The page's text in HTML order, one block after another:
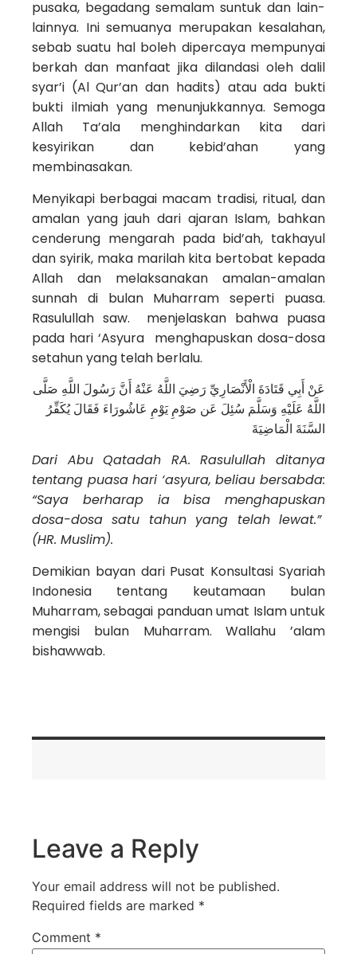
pusaka, begadang semalam suntuk dan lain-
lainnya. Ini semuanya merupakan kesalahan,
sebab suatu hal boleh dipercaya mempunyai
berkah dan manfaat jika dilandasi oleh dalil
syar’i (Al Qur’an dan hadits) atau ada bukti
bukti ilmiah yang menunjukkannya. Semoga
Allah Ta’ala menghindarkan kita dari
kesyirikan dan kebid’ahan yang
membinasakan.
Menyikapi berbagai macam tradisi, ritual, dan
amalan yang jauh dari ajaran Islam, bahkan
cenderung mengarah pada bid’ah, takhayul
dan syirik, maka marilah kita bertobat kepada
Allah dan melaksanakan amalan-amalan
sunnah di bulan Muharram seperti puasa.
Rasulullah saw. menjelaskan bahwa puasa
pada hari ‘Asyura menghapuskan dosa-dosa
setahun yang telah berlalu.
عَنْ أَبِي قَتَادَةَ الْأَنْصَارِيِّ رَضِيَ اللَّهُ عَنْهُ أَنَّ رَسُولَ اللَّهِ صَلَّى
اللَّهُ عَلَيْهِ وَسَلَّمَ سُئِلَ عَن صَوْمِ يَوْمِ عَاشُورَاءَ فَقَالَ يُكَفِّرُ
السَّنَةَ الْمَاضِيَةَ
Dari Abu Qatadah RA. Rasulullah ditanya
tentang puasa hari ‘asyura, beliau bersabda:
“Saya berharap ia bisa menghapuskan
dosa-dosa satu tahun yang telah lewat.”
(HR. Muslim).
Demikian bayan dari Pusat Konsultasi Syariah
Indonesia tentang keutamaan bulan
Muharram, sebagai panduan umat Islam untuk
mengisi bulan Muharram. Wallahu ’alam
bishawwab.
Leave a Reply
Your email address will not be published.
Required fields are marked *
Comment *